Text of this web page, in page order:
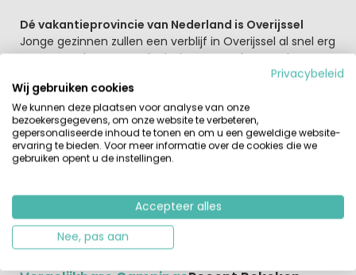
Dé vakantieprovincie van Nederland is Overijssel
Jonge gezinnen zullen een verblijf in Overijssel al snel erg
gaan waarderen. Wat dacht je van een kanotocht over
de Vecht? Verder is de hele provincie geschikt voor
wandelaars en fietsers. Er liggen prachtige routes door
diverse mooie natuurgebieden.
In de directe omgeving kun je mooiewandelingen en
fietstochtenmaken. Winkelen in de buurt kan in
Ommen zelf, Zwolle of Almelo.
Slagharen, Avonturenpark Hellendoorn en Wildlands
Adventure Zoo Emmen.
Privacybeleid
Wij gebruiken cookies
We kunnen deze plaatsen voor analyse van onze
bezoekersgegevens, om onze website te verbeteren,
gepersonaliseerde inhoud te tonen en om u een geweldige website-
ervaring te bieden. Voor meer informatie over de cookies die we
gebruiken opent u de instellingen.
Accepteer alles
Nee, pas aan